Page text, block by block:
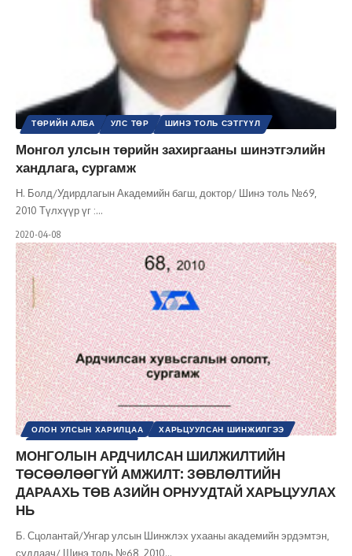
ТӨРИЙН АЛБА УЛС ТӨР ШИНЭ ТОЛЬ СЭТГҮҮЛ
Монгол улсын төрийн захиргааны шинэтгэлийн
хандлага, сургамж
Н. Болд/Удирдлагын Академийн багш, доктор/ Шинэ толь №69,
2010 Түлхүүр үг :…
2020-04-08
ОЛОН УЛСЫН ХАРИЛЦАА
ХАРЬЦУУЛСАН ШИНЖИЛГЭЭ
МОНГОЛЫН АРДЧИЛСАН ШИЛЖИЛТИЙН
ТӨСӨӨЛӨӨГҮЙ АМЖИЛТ: ЗӨВЛӨЛТИЙН
ДАРААХЬ ТӨВ АЗИЙН ОРНУУДТАЙ ХАРЬЦУУЛАХ
НЬ
Б. Сцолантай/Унгар улсын Шинжлэх ухааны академийн эрдэмтэн,
судлаач/ Шинэ толь №68, 2010…